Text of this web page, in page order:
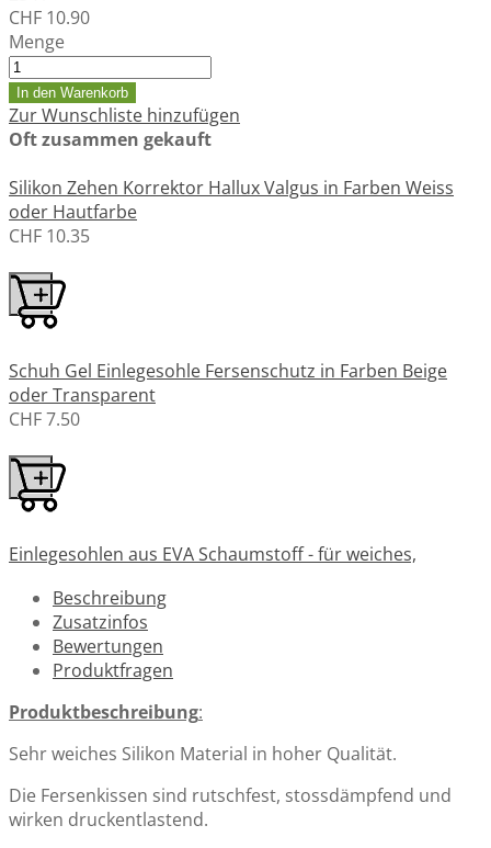
CHF 10.90
Menge
In den Warenkorb
Zur Wunschliste hinzufügen
Oft zusammen gekauft
Silikon Zehen Korrektor Hallux Valgus in Farben Weiss
oder Hautfarbe
CHF 10.35
Schuh Gel Einlegesohle Fersenschutz in Farben Beige
oder Transparent
CHF 7.50
Einlegesohlen aus EVA Schaumstoff - für weiches,
CHF 11.50
3-in-1 Silikon Einlegesohlen, wirkt stützend,
schmerzlindern und belebend auf die Füsse - Grösse 36-
37
CHF 8.50
Beschreibung
Zusatzinfos
Bewertungen
Produktfragen
Produktbeschreibung:
Sehr weiches Silikon Material in hoher Qualität.
Die Fersenkissen sind rutschfest, stossdämpfend und
wirken druckentlastend.